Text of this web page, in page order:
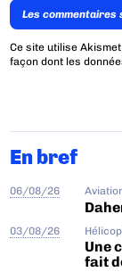
Les commentaires
Ce site utilise
façon dont les
En bref
06/08/26
03/08/26
Une
fait